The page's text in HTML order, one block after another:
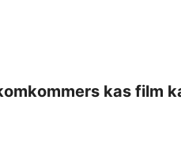
kas film